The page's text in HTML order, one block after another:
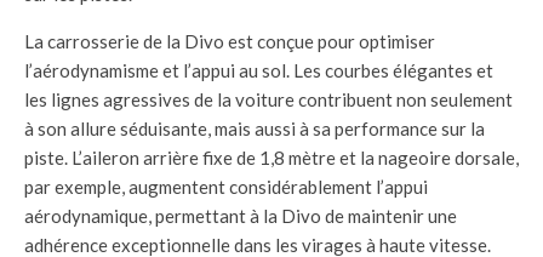
La carrosserie de la Divo est conçue pour optimiser
l’aérodynamisme et l’appui au sol. Les courbes élégantes et
les lignes agressives de la voiture contribuent non seulement
à son allure séduisante, mais aussi à sa performance sur la
piste. L’aileron arrière fixe de 1,8 mètre et la nageoire dorsale,
par exemple, augmentent considérablement l’appui
aérodynamique, permettant à la Divo de maintenir une
adhérence exceptionnelle dans les virages à haute vitesse.